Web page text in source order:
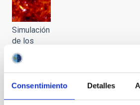
Consentimiento Detalles
Simulación
de los
Cosmosomas
en el
Fondo
Cósmico